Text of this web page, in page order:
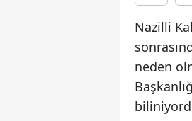
Nazilli
neden